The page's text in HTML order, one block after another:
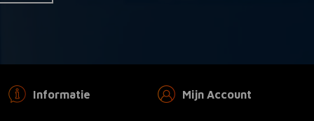
Informatie Mijn Account